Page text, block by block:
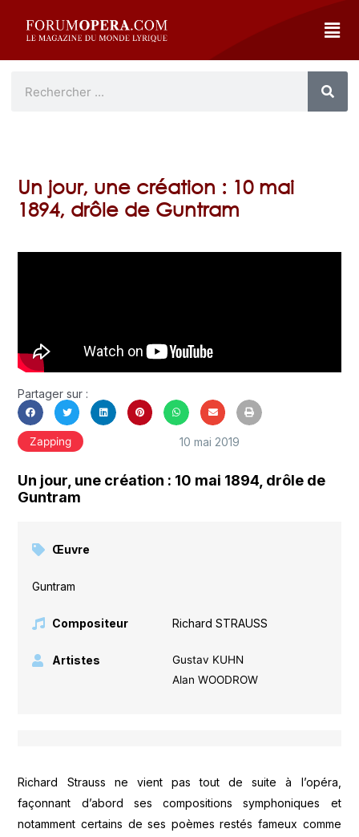
Un jour, une création : 10 mai
1894, drôle de Guntram
Partager sur :
Zapping 10 mai 2019
Un jour, une création : 10 mai 1894, drôle de
Guntram
Œuvre
Guntram
Compositeur Richard STRAUSS
Artistes
Gustav KUHN
Alan WOODROW
Richard Strauss ne vient pas tout de suite à l’opéra,
façonnant d’abord ses compositions symphoniques et
notamment certains de ses poèmes restés fameux comme